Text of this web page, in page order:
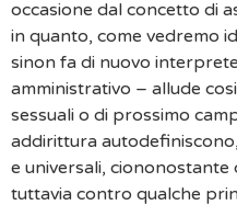
occasione dal concetto di
in quanto, come vedremo
sinon fa di nuovo
amministrativo – allude
sessuali o di prossimo
addirittura
e universali,
tuttavia contro qualche